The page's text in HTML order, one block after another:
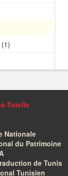
Tutelle
Nationale
du Patrimoine
de Tunis
Tunisien